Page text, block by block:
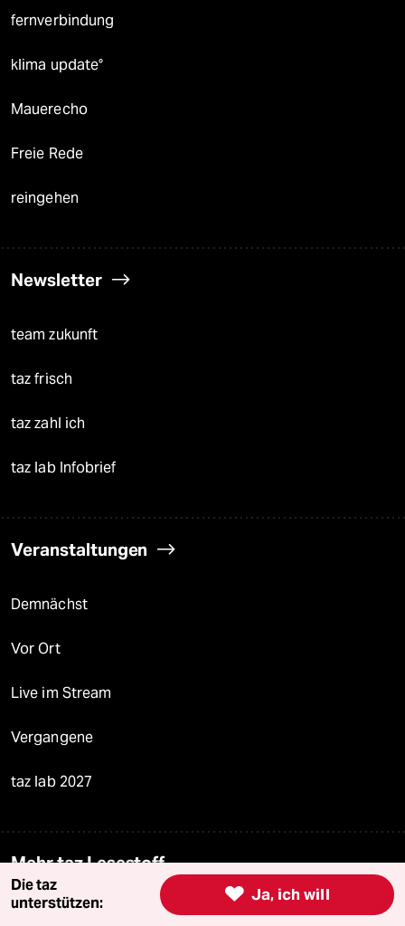
fernverbindung
klima update°
Mauerecho
Freie Rede
reingehen
Newsletter
team zukunft
taz frisch
taz zahl ich
taz lab Infobrief
Veranstaltungen
Demnächst
Vor Ort
Live im Stream
Vergangene
taz lab 2027
Mehr taz Lesestoff
 Ja, ich will
Die taz
unterstützen: